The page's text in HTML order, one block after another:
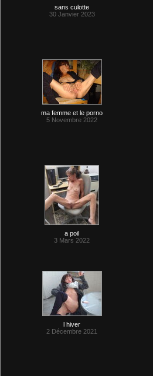
sans culotte
30 Janvier 2023
ma femme et le porno
5 Novembre 2022
a poil
3 Mars 2022
l hiver
2 Décembre 2021